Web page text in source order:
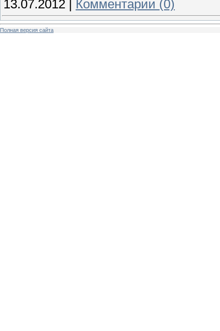
13.07.2012 Комментарии (0)
Полная версия сайта